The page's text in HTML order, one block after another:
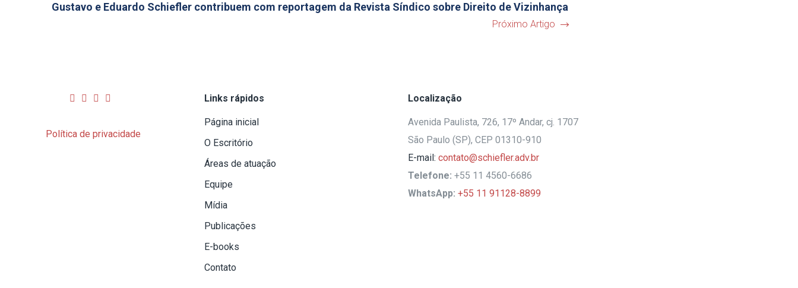
Gustavo e Eduardo Schiefler contribuem com reportagem da Revista Síndico sobre Direito de Vizinhança
Próximo Artigo
Política de privacidade
Links rápidos
Página inicial
O Escritório
Áreas de atuação
Equipe
Mídia
Publicações
E-books
Contato
Localização
Avenida Paulista, 726, 17º Andar, cj. 1707
São Paulo (SP), CEP 01310-910
E-mail: contato@schiefler.adv.br
Telefone: +55 11 4560-6686
WhatsApp: +55 11 91128-8899